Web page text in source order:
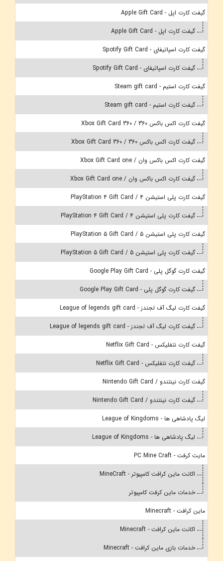
گیفت کارت اپل - Apple Gift Card
گیفت کارت اپل - Apple Gift Card
گیفت کارت اسپاتیفای - Spotify Gift Card
گیفت کارت اسپاتیفای - Spotify Gift Card
گیفت کارت استیم - Steam gift card
گیفت کارت استیم - Steam gift card
گیفت کارت اکس باکس 360 / Xbox Gift Card 360
گیفت کارت اکس باکس 360 / Xbox Gift Card 360
گیفت کارت اکس باکس وان / Xbox Gift Card one
گیفت کارت اکس باکس وان / Xbox Gift Card one
گیفت کارت پلی استیشن 4 / PlayStation 4 Gift Card
گیفت کارت پلی استیشن 4 / PlayStation 4 Gift Card
گیفت کارت پلی استیشن 5 / PlayStation 5 Gift Card
گیفت کارت پلی استیشن 5 / PlayStation 5 Gift Card
گیفت کارت گوگل پلی - Google Play Gift Card
گیفت کارت گوگل پلی - Google Play Gift Card
گیفت کارت لیگ آف لجندز - League of legends gift card
گیفت کارت لیگ آف لجندز - League of legends gift card
گیفت کارت نتفلیکس - Netflix Gift Card
گیفت کارت نتفلیکس - Netflix Gift Card
گیفت کارت نینتندو / Nintendo Gift Card
گیفت کارت نینتندو / Nintendo Gift Card
لیگ پادشاهی ها - League of Kingdoms
لیگ پادشاهی ها - League of Kingdoms
مایت کرفت - PC Mine Craft
اکانت ماین کرافت کامپیوتر - MineCraft
خدمات ماین کرفت کامپیوتر
ماین کرافت - Minecraft
اکانت ماین کرافت - Minecraft
خدمات بازی ماین کرافت - Minecraft